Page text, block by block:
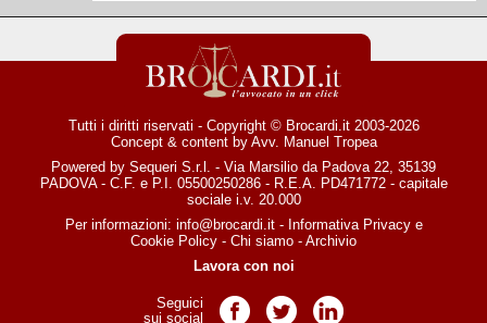
Tutti i diritti riservati - Copyright © Brocardi.it 2003-2026
Concept & content by Avv. Manuel Tropea
Powered by Sequeri S.r.l. - Via Marsilio da Padova 22, 35139
PADOVA - C.F. e P.I. 05500250286 - R.E.A. PD471772 - capitale
sociale i.v. 20.000
Per informazioni: info@brocardi.it- Informativa Privacye
Cookie Policy - Chi siamo - Archivio
Lavora con noi
Seguici
sui social
Pagina Facebook
Pagina TwitterPagina LinkedIn